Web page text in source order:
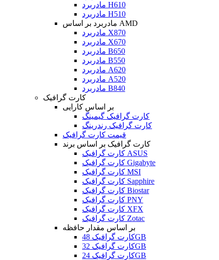
مادربرد H610
مادربرد H510
مادربرد بر اساس AMD
مادربرد X870
مادربرد X670
مادربرد B650
مادربرد B550
مادربرد A620
مادربرد A520
مادربرد B840
کارت گرافیک
بر اساس کارایی
کارت گرافیک گیمینگ
کارت گرافیک رندرینگ
قیمت کارت گرافیک
کارت گرافیک بر اساس برند
کارت گرافیک ASUS
کارت گرافیک Gigabyte
کارت گرافیک MSI
کارت گرافیک Sapphire
کارت گرافیک Biostar
کارت گرافیک PNY
کارت گرافیک XFX
کارت گرافیک Zotac
بر اساس مقدار حافظه
کارت گرافیک 48GB
کارت گرافیک 32GB
کارت گرافیک 24GB